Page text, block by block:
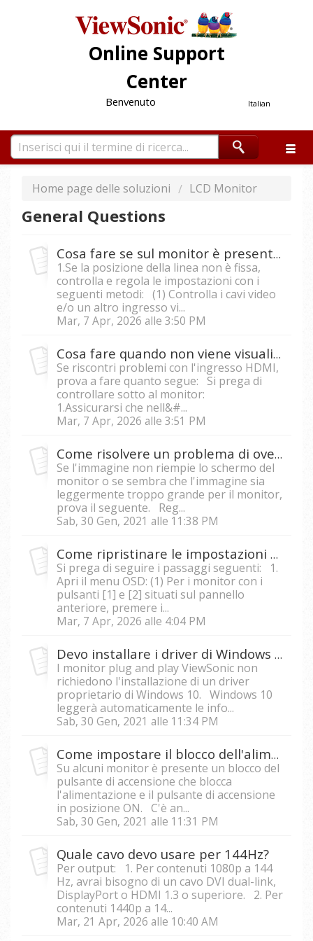
Online Support
Center
Italian
Benvenuto
Home page delle soluzioni LCD Monitor
General Questions
Cosa fare se sul monitor è presente una linea verticale o orizzontale?
1.Se la posizione della linea non è fissa,
controlla e regola le impostazioni con i
seguenti metodi: (1) Controlla i cavi video
e/o un altro ingresso vi...
Mar, 7 Apr, 2026 alle 3:50 PM
Cosa fare quando non viene visualizzato il video utilizzando la porta HDMI dal PC?
Se riscontri problemi con l'ingresso HDMI,
prova a fare quanto segue: Si prega di
controllare sotto al monitor:
1.Assicurarsi che nell&#...
Mar, 7 Apr, 2026 alle 3:51 PM
Come risolvere un problema di overscan con il mio monitor?
Se l'immagine non riempie lo schermo del
monitor o se sembra che l'immagine sia
leggermente troppo grande per il monitor,
prova il seguente. Reg...
Sab, 30 Gen, 2021 alle 11:38 PM
Come ripristinare le impostazioni predefinite del mio monitor?
Si prega di seguire i passaggi seguenti: 1.
Apri il menu OSD: (1) Per i monitor con i
pulsanti [1] e [2] situati sul pannello
anteriore, premere i...
Mar, 7 Apr, 2026 alle 4:04 PM
Devo installare i driver di Windows 10 per il mio monitor?
I monitor plug and play ViewSonic non
richiedono l'installazione di un driver
proprietario di Windows 10. Windows 10
leggerà automaticamente le info...
Sab, 30 Gen, 2021 alle 11:34 PM
Come impostare il blocco dell'alimentazione e il blocco del menu?
Su alcuni monitor è presente un blocco del
pulsante di accensione che blocca
l'alimentazione e il pulsante di accensione
in posizione ON. C'è an...
Sab, 30 Gen, 2021 alle 11:31 PM
Quale cavo devo usare per 144Hz?
Per output: 1. Per contenuti 1080p a 144
Hz, avrai bisogno di un cavo DVI dual-link,
DisplayPort o HDMI 1.3 o superiore. 2. Per
contenuti 1440p a 14...
Mar, 21 Apr, 2026 alle 10:40 AM